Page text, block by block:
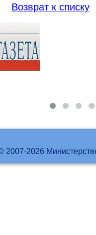
Возврат к списку
2007-2026